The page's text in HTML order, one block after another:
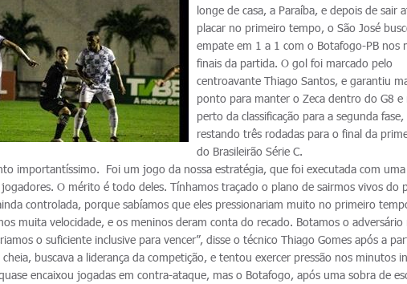
longe de casa, a Paraíba, e depois de sair
placar no primeiro tempo, o São José
empate em 1 a 1 com o Botafogo-PB nos
finais da partida. O gol foi marcado pelo
centroavante Thiago Santos, e garantiu
ponto para manter o Zeca dentro do G8 e
perto da classificação para a segunda fase,
restando três rodadas para o final da
do Brasileirão Série C.
importantíssimo. Foi um jogo da nossa estratégia, que foi executada com
O mérito é todo deles. Tínhamos traçado o plano de sairmos vivos do
controlada, porque sabíamos que eles pressionariam muito no primeiro
muita velocidade, e os meninos deram conta do recado. Botamos o adversário
o suficiente inclusive para vencer”, disse o técnico Thiago Gomes após a
buscava a liderança da competição, e tentou exercer pressão nos minutos
encaixou jogadas em contra-ataque, mas o Botafogo, após uma sobra de